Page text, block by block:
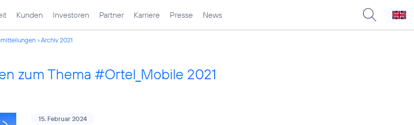
Kunden Investoren Partner Karriere Presse News
Archiv 2021
zum Thema #Ortel_Mobile 2021
15. Februar 2024